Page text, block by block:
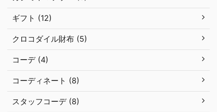
ギフト (12)
クロコダイル財布 (5)
コーデ (4)
コーディネート (8)
スタッフコーデ (8)